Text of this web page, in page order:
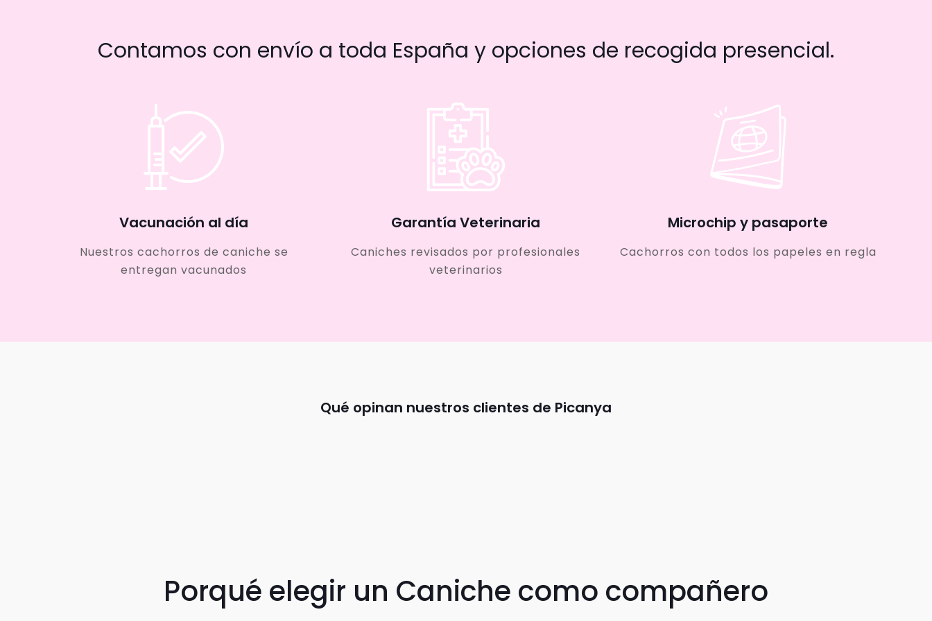
Contamos con envío a toda España y opciones de recogida presencial.
Vacunación al día
Nuestros cachorros de caniche se
entregan vacunados
Garantía Veterinaria
Caniches revisados por profesionales
veterinarios
Microchip y pasaporte
Cachorros con todos los papeles en regla
Qué opinan nuestros clientes de Picanya
Porqué elegir un Caniche como compañero